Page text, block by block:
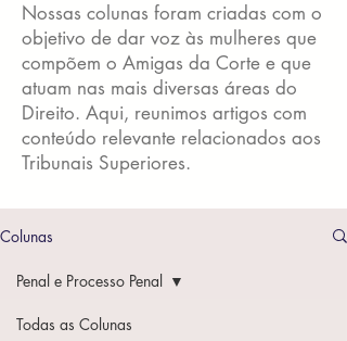
Nossas colunas foram criadas com o
objetivo de dar voz às mulheres que
compõem o Amigas da Corte e que
atuam nas mais diversas áreas do
Direito. Aqui, reunimos artigos com
conteúdo relevante relacionados aos
Tribunais Superiores.
Colunas
Todas as Colunas
Penal e Processo Penal